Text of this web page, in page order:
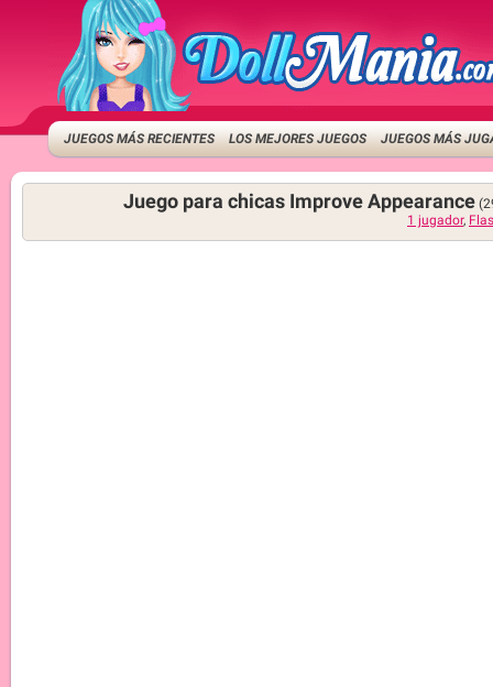
JUEGOS MÁS RECIENTES LOS MEJORES JUEGOS JUEGOS MÁS
Juego para chicas Improve Appearance
1 jugador,